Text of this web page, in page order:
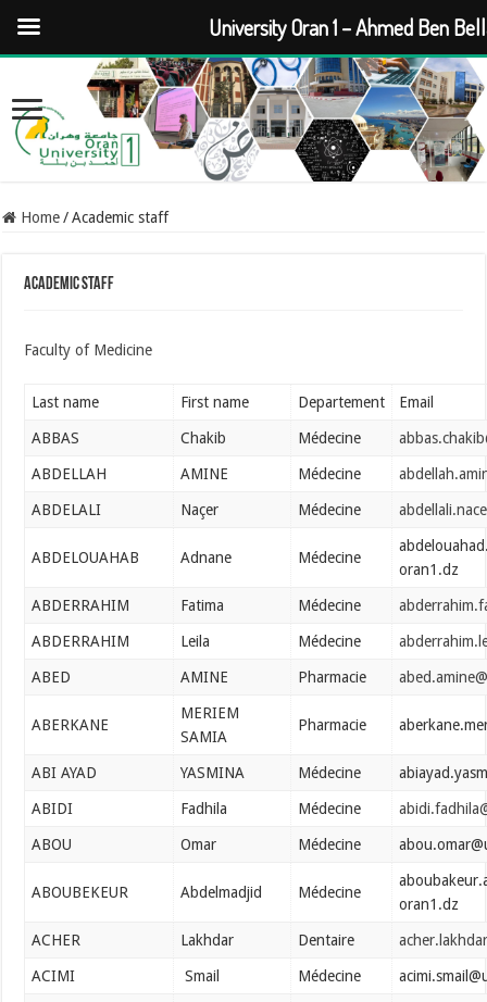
Home / Academic staff
Academic staff
Faculty of Medicine
Last name First name Departement Email
ABBAS Chakib Médecine
ABDELLAH AMINE Médecine
ABDELALI Naçer Médecine
ABDELOUAHAB Adnane Médecine
oran1.dz
ABDERRAHIM Fatima Médecine
ABDERRAHIM Leila Médecine
ABED AMINE Pharmacie
ABERKANE
MERIEM
SAMIA
Pharmacie
ABI AYAD YASMINA Médecine
ABIDI Fadhila Médecine
ABOU Omar Médecine
ABOUBEKEUR Abdelmadjid Médecine
oran1.dz
ACHER Lakhdar Dentaire
ACIMI Smail Médecine
University Oran 1 – Ahmed Ben